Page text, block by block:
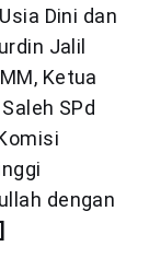
Dini dan
Jalil
Ketua
SPd
dengan